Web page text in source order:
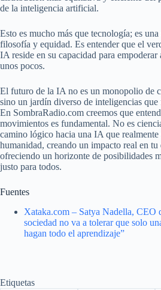
de la inteligencia artificial.
Esto es mucho más que tecnología; es
filosofía y equidad. Es entender que el
IA reside en su capacidad para empoderar
unos pocos.
El futuro de la IA no es un monopolio de
sino un jardín diverso de inteligencias que
En SombraRadio.com creemos que
movimientos es fundamental. No es
camino lógico hacia una IA que realmente
humanidad, creando un impacto real en tu
ofreciendo un horizonte de posibilidades
justo para todos.
Fuentes
Xataka.com – Satya Nadella, CEO
sociedad no va a tolerar que solo
hagan todo el aprendizaje”
Etiquetas